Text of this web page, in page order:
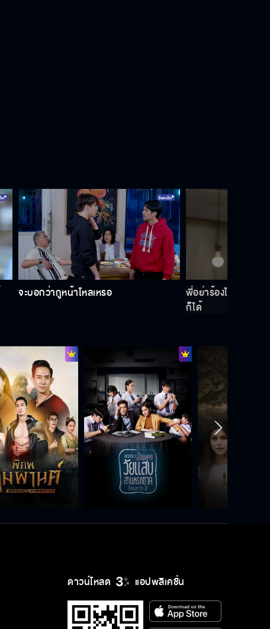
จะบอกว่ากูหน้าโหลเหรอ
พี่อย่าร้องไห้นะ พี่อา
ก็ได้
ดาวน์โหลด แอปพลิเคชั่น